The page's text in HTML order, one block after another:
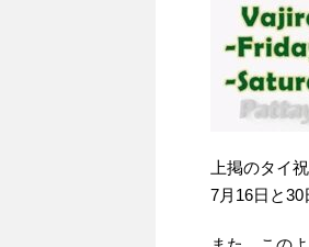
上掲のタイ
7月16日と30